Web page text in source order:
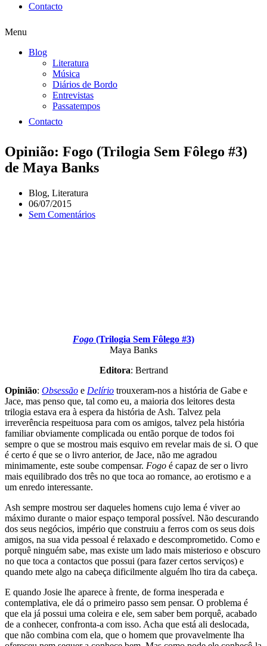
Contacto
Menu
Blog
Literatura
Música
Diários de Bordo
Entrevistas
Passatempos
Contacto
Opinião: Fogo (Trilogia Sem Fôlego #3)
de Maya Banks
Blog, Literatura
06/07/2015
Sem Comentários
Fogo (Trilogia Sem Fôlego #3)
Maya Banks
Editora: Bertrand
Opinião: Obsessão e Delírio trouxeram-nos a história de Gabe e
Jace, mas penso que, tal como eu, a maioria dos leitores desta
trilogia estava era à espera da história de Ash. Talvez pela
irreverência respeituosa para com os amigos, talvez pela história
familiar obviamente complicada ou então porque de todos foi
sempre o que se mostrou mais esquivo em revelar mais de si. O que
é certo é que se o livro anterior, de Jace, não me agradou
minimamente, este soube compensar. Fogo é capaz de ser o livro
mais equilibrado dos três no que toca ao romance, ao erotismo e a
um enredo interessante.
Ash sempre mostrou ser daqueles homens cujo lema é viver ao
máximo durante o maior espaço temporal possível. Não descurando
dos seus negócios, império que construiu a ferros com os seus dois
amigos, na sua vida pessoal é relaxado e descomprometido. Como e
porquê ninguém sabe, mas existe um lado mais misterioso e obscuro
no que toca a contactos que possui (para fazer certos serviços) e
quando mete algo na cabeça dificilmente alguém lho tira da cabeça.
E quando Josie lhe aparece à frente, de forma inesperada e
contemplativa, ele dá o primeiro passo sem pensar. O problema é
que ela já possui uma coleira e ele, sem saber bem porquê, acabado
de a conhecer, confronta-a com isso. Acha que está ali deslocada,
que não combina com ela, que o homem que provavelmente lha